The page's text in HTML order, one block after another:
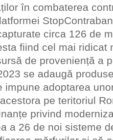
în combaterea
circa 126 de
fiind cel mai ridicat
de proveniență a
se adaugă
impune adoptarea
pe teritoriul
privind
a 26 de noi sisteme